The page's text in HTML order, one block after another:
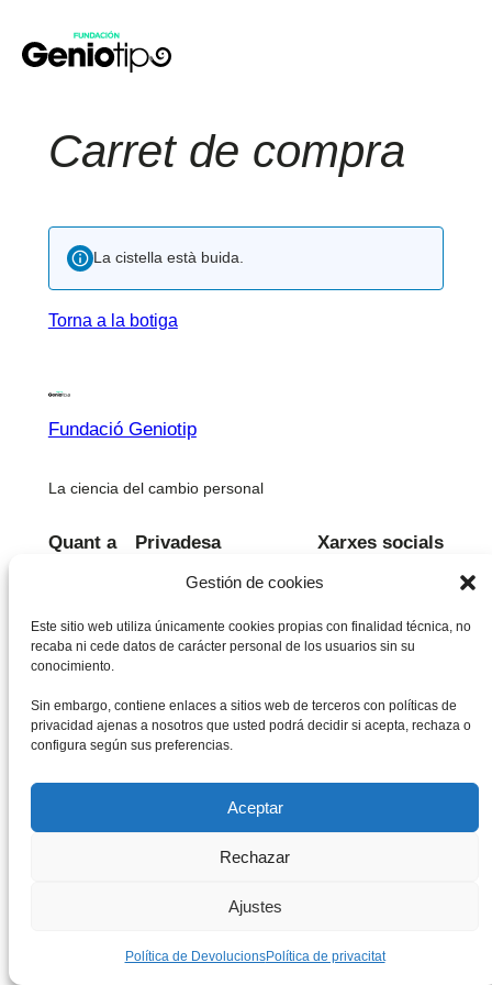
Gestión de cookies
Este sitio web utiliza únicamente cookies propias con finalidad técnica, no
recaba ni cede datos de carácter personal de los usuarios sin su
conocimiento.
Sin embargo, contiene enlaces a sitios web de terceros con políticas de
privacidad ajenas a nosotros que usted podrá decidir si acepta, rechaza o
configura según sus preferencias.
Aceptar
Rechazar
Ajustes
Política de DevolucionsPolítica de privacitat
contingut
Carret de compra
La cistella està buida.
Torna a la botiga
Fundació Geniotip
La ciencia del cambio personal
Quant a
Feines
Privadesa
Política de privadesa
Contacteu-nos
Xarxes socials
Facebook
Twitter/X
Dissenyat ambWordPress